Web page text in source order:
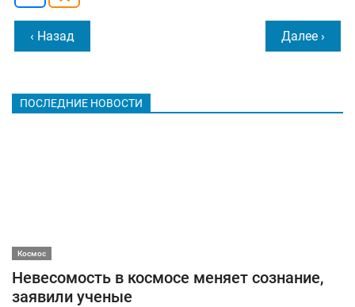
‹ Назад Далее ›
ПОСЛЕДНИЕ НОВОСТИ
Космос
Невесомость в космосе меняет сознание,
заявили ученые